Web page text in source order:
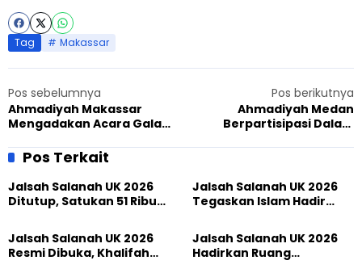
Tag Makassar
Pos sebelumnya
Ahmadiyah Makassar
Mengadakan Acara Gala
Bersama Para Sahabat.
Pos berikutnya
Ahmadiyah Medan
Berpartisipasi Dalam
Perdamaian
Pos Terkait
Jalsah Salanah UK 2026
Ditutup, Satukan 51 Ribu
Jalsah Salanah UK 2026
Tegaskan Islam Hadir
Perdamaian, dan
Pengabdian
Jalsah Salanah UK 2026
Resmi Dibuka, Khalifah
Jalsah Salanah UK 2026
Hadirkan Ruang